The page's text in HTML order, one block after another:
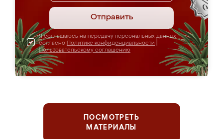
Отправить
Я соглашаюсь на передачу персональных данных
согласно Политике конфиденциальности
Пользовательскому соглашению
ПОСМОТРЕТЬ
МАТЕРИАЛЫ